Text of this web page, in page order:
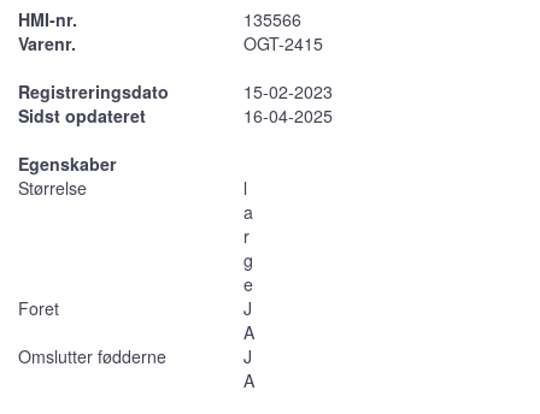
HMI-nr.
135566
Varenr.
OGT-2415
Registreringsdato
15-02-2023
Sidst opdateret
16-04-2025
Egenskaber
Størrelse
l
a
r
g
e
Foret
J
A
Omslutter fødderne
J
A